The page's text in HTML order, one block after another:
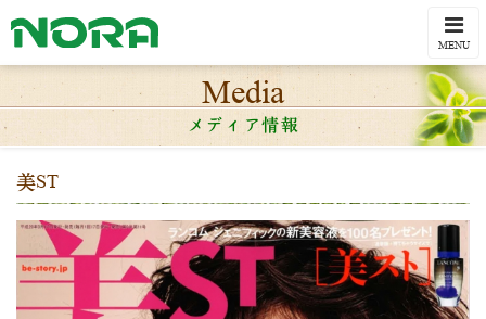
MENU
Media
メディア情報
美ST